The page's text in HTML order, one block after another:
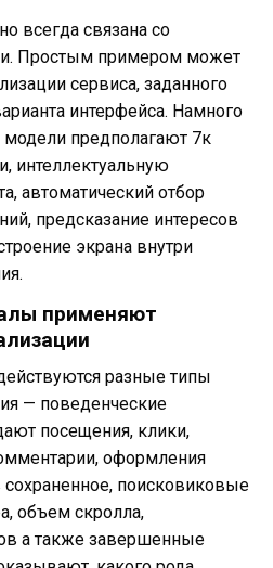
всегда связана со
Простым примером может
сервиса, заданного
интерфейса. Намного
предполагают 7к
интеллектуальную
автоматический отбор
предсказание интересов
экрана внутри
применяют
разные типы
— поведенческие
посещения, клики,
оформления
поисковиковые
объем скролла,
а также завершенные